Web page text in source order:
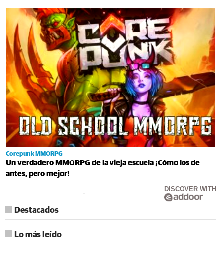
Corepunk MMORPG
Un verdadero MMORPG de la vieja escuela ¡Cómo los de
antes, pero mejor!
DISCOVER WITH
Destacados
Lo más leído